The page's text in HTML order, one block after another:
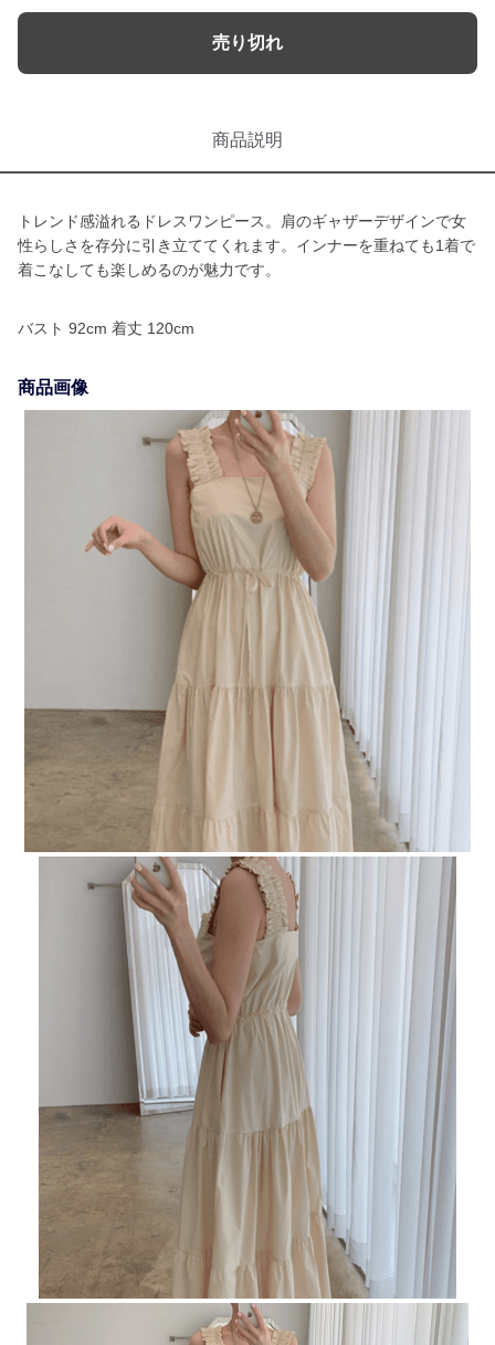
売り切れ
商品説明
トレンド感溢れるドレスワンピース。肩のギャザーデザインで女
性らしさを存分に引き立ててくれます。インナーを重ねても1着で
着こなしても楽しめるのが魅力です。
バスト 92cm 着丈 120cm
商品画像